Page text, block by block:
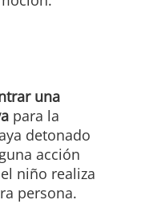
una
para la
detonado
acción
niño realiza
persona.